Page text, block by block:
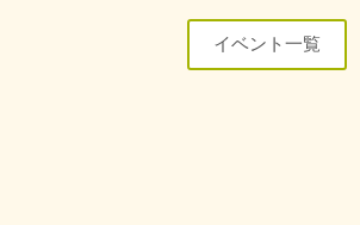
イベント一覧